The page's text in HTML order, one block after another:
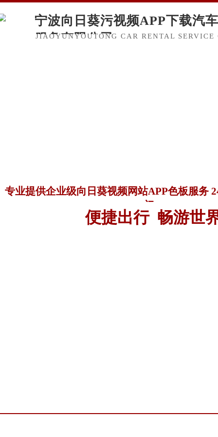
JIAOYUNYOUTONG CAR RENTAL SERVICE
宁波向日葵污视频APP下载汽车
服务有限公司
专业提供企业级向日葵视频网站APP色板服务
门
便捷出行 畅游世